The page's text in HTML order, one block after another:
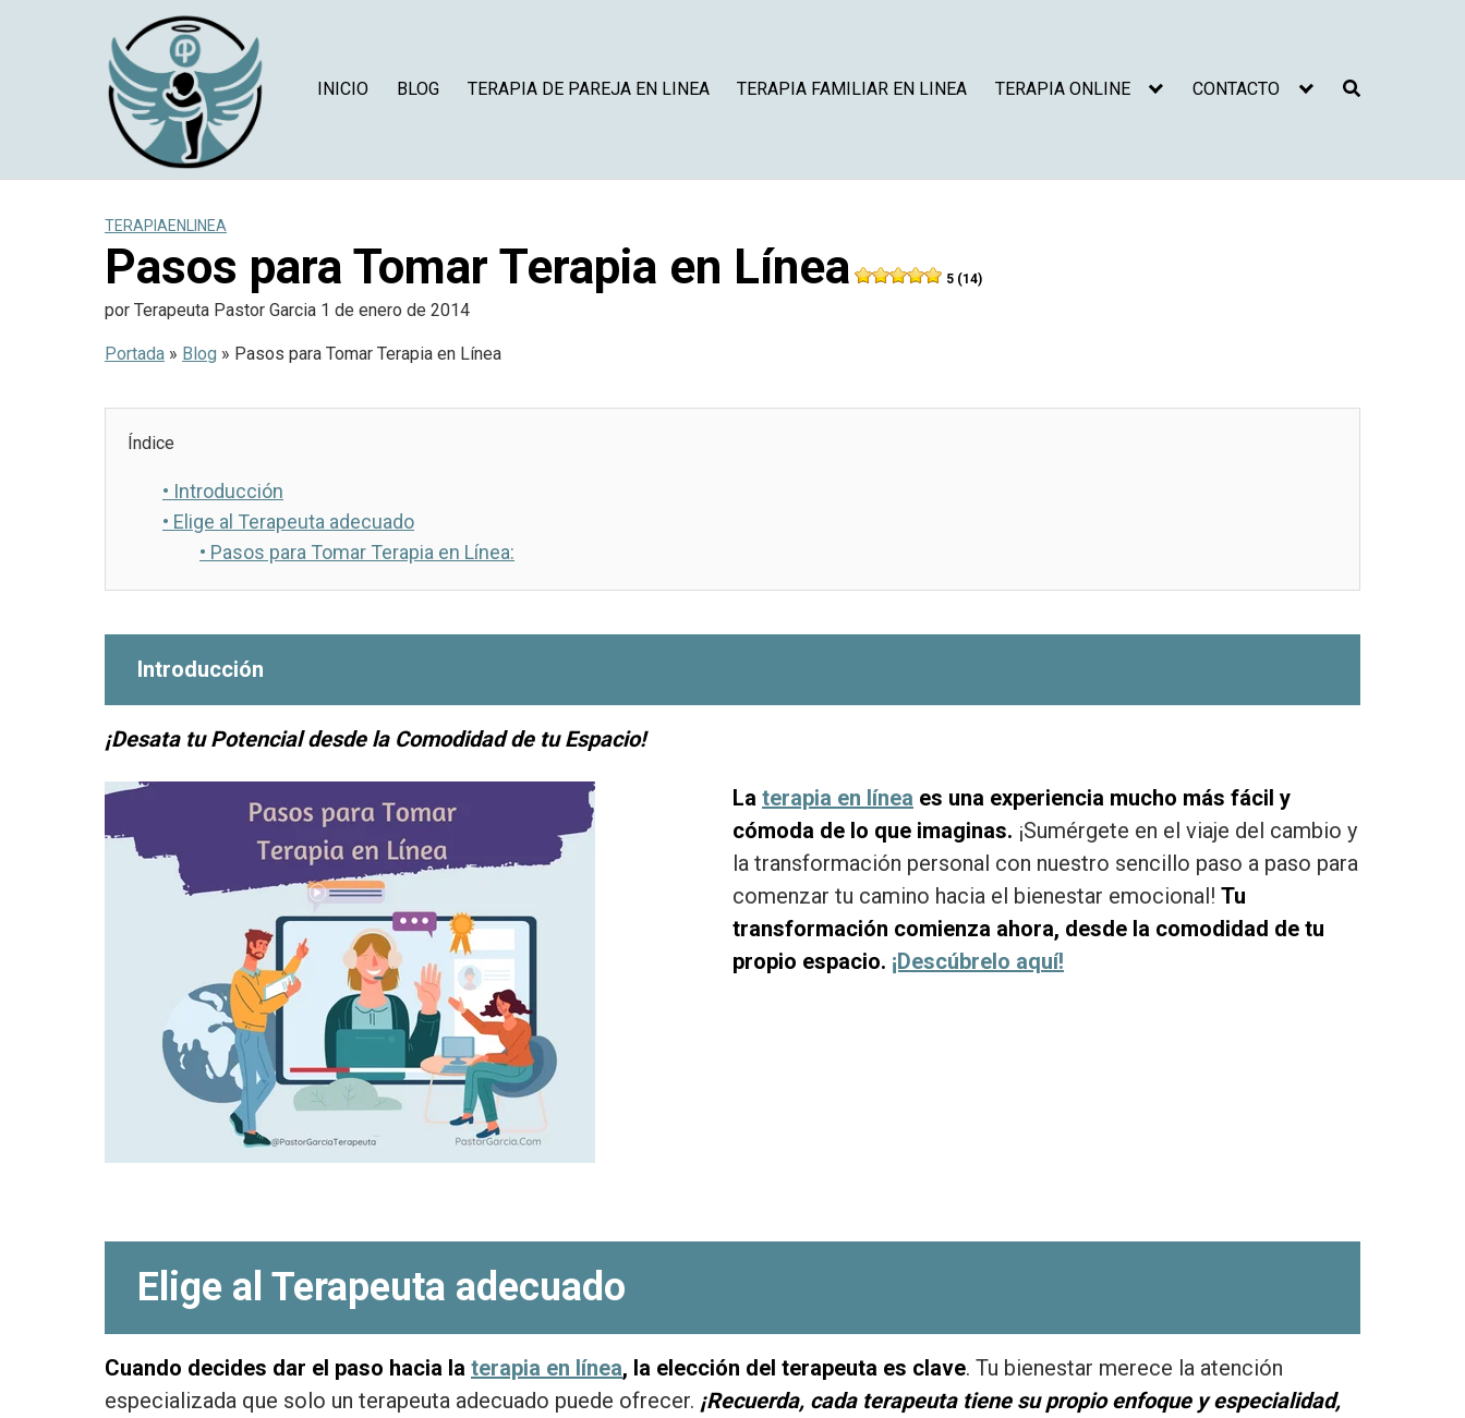
INICIO
BLOG TERAPIA DE PAREJA EN LINEA TERAPIA FAMILIAR EN LINEA TERAPIA ONLINE CONTACTO
TERAPIAENLINEA
Pasos para Tomar Terapia en Línea 5 (14)
por Terapeuta Pastor Garcia 1 de enero de 2014
Portada » Blog » Pasos para Tomar Terapia en Línea
Índice
• Introducción
• Elige al Terapeuta adecuado
• Pasos para Tomar Terapia en Línea:
Introducción
¡Desata tu Potencial desde la Comodidad de tu Espacio!
La terapia en línea es una experiencia mucho más fácil y
cómoda de lo que imaginas. ¡Sumérgete en el viaje del cambio y
la transformación personal con nuestro sencillo paso a paso para
comenzar tu camino hacia el bienestar emocional! Tu
transformación comienza ahora, desde la comodidad de tu
propio espacio. ¡Descúbrelo aquí!
Elige al Terapeuta adecuado
Cuando decides dar el paso hacia la terapia en línea, la elección del terapeuta es clave. Tu bienestar merece la atención
especializada que solo un terapeuta adecuado puede ofrecer. ¡Recuerda, cada terapeuta tiene su propio enfoque y especialidad,